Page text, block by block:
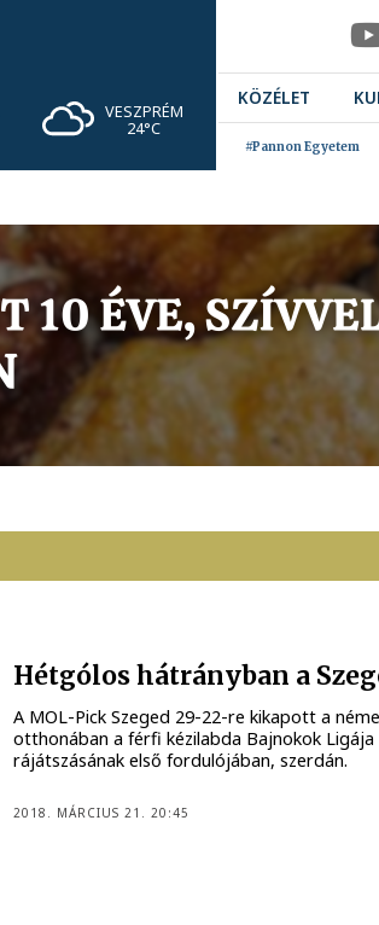
VESZPRÉM
24°C
KÖZÉLET
#Pannon Egyetem
Hétgólos hátrányban a
A MOL-Pick Szeged 29-22-re kikapott a
otthonában a férfi kézilabda Bajnokok Ligája
rájátszásának első fordulójában, szerdán.
2018. MÁRCIUS 21. 20:45